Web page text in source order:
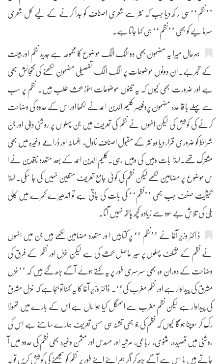
’’نظم‘‘ ہی ر کھ دیا جب کہ نثر سے شعری اصناف کو جدا کرنے کے لیے کل شعری
سرما یے کو بھی ’’نظم‘‘ ہی کہا جاتا ہے۔
بہرحال میرا یہ مضمون بھی دو الگ الگ موضوع کا مجموعہ ہے جدید نظم اور ہیئت
کے تجربے۔ ان دونوں موضوعات پر الگ الگ تفصیلی مضمون لکھنے کی گنجائش بھی
ہے اور ضرورت بھی کیوں کہ یہ تینوں موضوعات ہنوز بحث طلب ہیں۔ نظم پر سب
سے پہلے با قا عدہ مضمون پروفیسر کلیم الدین احمد نے لکھا اور اس کے حدود کی وضاحت
کرنے کی کوشش کی لیکن انہوں نے نظم کی تعریف میں جن پہلو ں پر روشنی دالی اور جن
شرائط کو ضروری قرار دیا وہ نثر کے مقبول اصناف ناول، افسانہ اور ڈرامے وغیرہ میں بھی
مشترک تھے۔لہٰذا بات وہیں کی وہیں رہی۔کلیم الدین احمد کے بعد متعدد ناقدین نے ا
س موضوع پر مضامین لکھے لیکن نظم کی کو ئی جامع تعریف متعین نہیں کی جا سکی۔ لہٰذا
بحیثیت صنف جب بھی ’’نظم‘‘ کی بات کی جاتی ہے تو اندھیرے کمرے میں کالی
بلّی کی تلاشِ بے سود سے زیادہ کچھ ہاتھ نہیں آتا۔
ڈ اکٹر وزیر آغا نے ’’نظم ‘‘ پر کتابیں ا ور متعدد مضامین لکھے ہیں جن میں انہوں
نے نظم کے مختلف پہلوں پر سیر حاصل بحث کی ہے لیکن غزل اور نظم کے فرق کی
وضاحت کے دوران وہ بھی سرسری طور پر یہ کہتے ہوئے آگے بڑھ گئے ہیں کہ ’’غزل
مشرق کی پیداوار ہے اور نظم مغرب کی‘‘۔ ڈاکٹر وزیر آغا کا یہ کہنا تو بجا ہے کہ غزل مشرق
کی پیداوار ہے لیکن نظم مغرب سے اسمگل کیا ہوا مال ہے اس کے بارے میں تھوڑا
رک کر سوچنا ہو گا کیوں کہ نظم کی جو بھی تشنہ ہی سہی تعریف ہمارے سامنے ہے اس کی
روشنی میں قصیدہ، مثنوی، رباعی، مرثیہ اور مسدس اور مثمن وغیرہ بھی نظم کی حدود میں آ
جاتے ہیں یا اس سے آگے بڑھ کر اگر ہم اپنے اپنے طور پر نظم کو سمجھنے کی کوشش کریں تو یہ